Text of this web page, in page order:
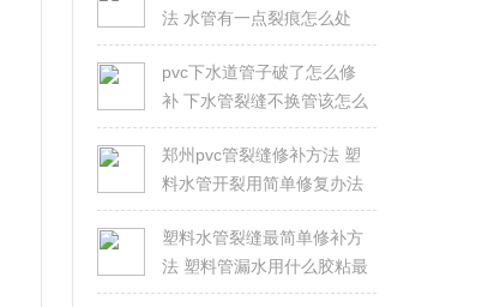
法 水管有一点裂痕怎么处
理？
pvc下水道管子破了怎么修
补 下水管裂缝不换管该怎么
修？
郑州pvc管裂缝修补方法 塑
料水管开裂用简单修复办法
塑料水管裂缝最简单修补方
法 塑料管漏水用什么胶粘最
好